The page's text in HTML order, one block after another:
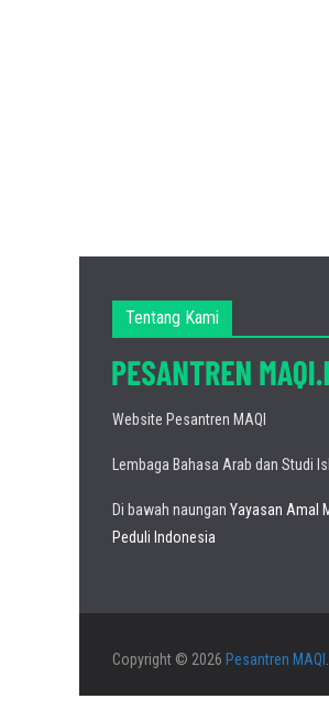
Tentang Kami
Website Pesantren MAQI
Lembaga Bahasa Arab dan Studi
Di bawah naungan Yayasan Amal
Peduli Indonesia
Copyright © 2026 Pesantren MAQI